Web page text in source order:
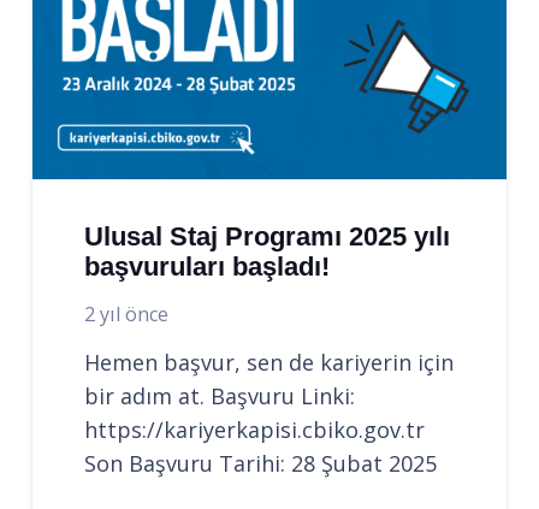
Ulusal Staj Programı 2025 yılı
başvuruları başladı!
2 yıl önce
Hemen başvur, sen de kariyerin için
bir adım at. Başvuru Linki:
https://kariyerkapisi.cbiko.gov.tr
Son Başvuru Tarihi: 28 Şubat 2025